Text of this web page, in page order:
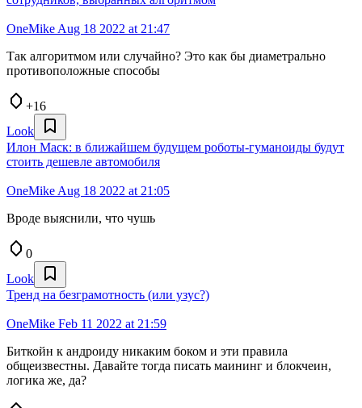
OneMike Aug 18 2022 at 21:47
Так алгоритмом или случайно? Это как бы диаметрально
противоположные способы
+16
Look
Илон Маск: в ближайшем будущем роботы-гуманоиды будут
стоить дешевле автомобиля
OneMike Aug 18 2022 at 21:05
Вроде выяснили, что чушь
0
Look
Тренд на безграмотность (или узус?)
OneMike Feb 11 2022 at 21:59
Биткойн к андроиду никаким боком и эти правила
общеизвестны. Давайте тогда писать маининг и блокчеин,
логика же, да?